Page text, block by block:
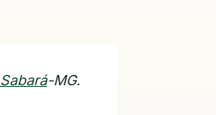
Sabará-MG.